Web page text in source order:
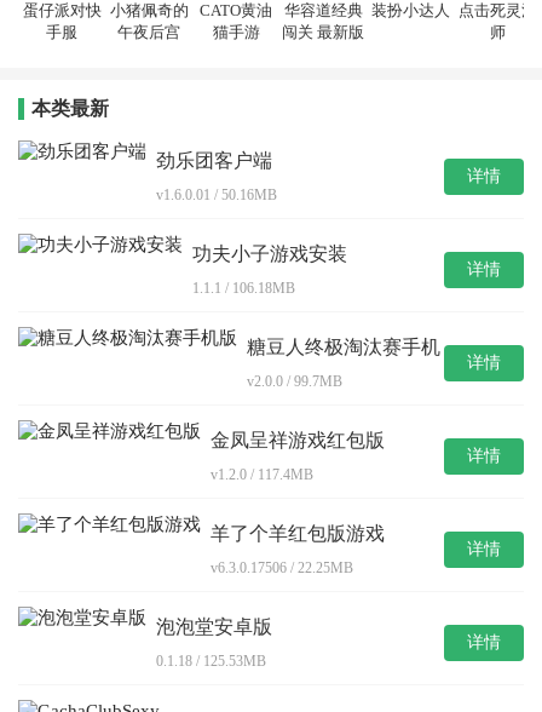
蛋仔派对快
手服
小猪佩奇的
午夜后宫
CATO黄油
猫手游
华容道经典
闯关 最新版
装扮小达人
点击死灵法
师
本类最新
劲乐团客户端
v1.6.0.01 / 50.16MB
详情
功夫小子游戏安装
1.1.1 / 106.18MB
详情
糖豆人终极淘汰赛手机
v2.0.0 / 99.7MB
详情
金凤呈祥游戏红包版
v1.2.0 / 117.4MB
详情
羊了个羊红包版游戏
v6.3.0.17506 / 22.25MB
详情
泡泡堂安卓版
0.1.18 / 125.53MB
详情